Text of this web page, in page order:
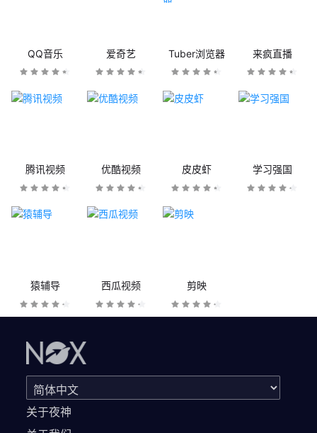
QQ音乐 爱奇艺 Tuber浏览器 来疯直播
腾讯视频 优酷视频 皮皮虾 学习强国
猿辅导 西瓜视频 剪映
关于夜神